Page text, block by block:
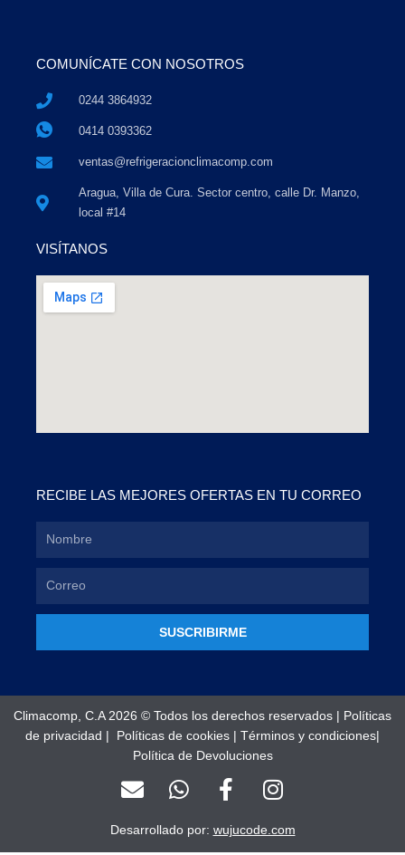
COMUNÍCATE CON NOSOTROS
0244 3864932
0414 0393362
ventas@refrigeracionclimacomp.com
Aragua, Villa de Cura. Sector centro, calle Dr. Manzo,
local #14
VISÍTANOS
RECIBE LAS MEJORES OFERTAS EN TU CORREO
SUSCRIBIRME
Climacomp, C.A 2026 © Todos los derechos reservados | Políticas
de privacidad | Políticas de cookies | Términos y condiciones|
Política de Devoluciones
E
n
v
W
h
a
F
a
c
e
I
n
s
t
Desarrollado por: wujucode.com